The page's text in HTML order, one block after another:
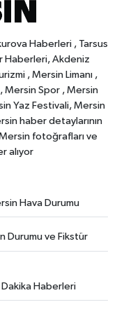
Haberleri , Tarsus
Haberleri, Akdeniz
, Mersin Limanı ,
Mersin Spor , Mersin
Yaz Festivali, Mersin
haber detaylarının
fotoğrafları ve
alıyor
Hava Durumu
Durumu ve Fikstür
Dakika Haberleri